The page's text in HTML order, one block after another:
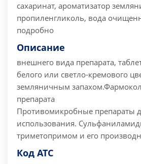
сахаринат, ароматизатор
пропиленгликоль, вода
подробно
Описание
внешнего вида препарата,
белого или светло-кремового
земляничным запахом.
препарата
Противомикробные препараты
использования.
триметопримом и его
Код АТС